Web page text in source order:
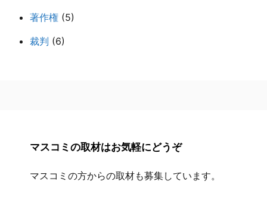
著作権 (5)
裁判 (6)
マスコミの取材はお気軽にどうぞ
マスコミの方からの取材も募集しています。